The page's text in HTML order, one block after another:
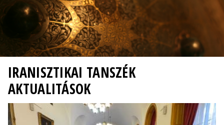
IRANISZTIKAI TANSZÉK
AKTUALITÁSOK